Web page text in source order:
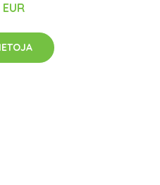
EUR